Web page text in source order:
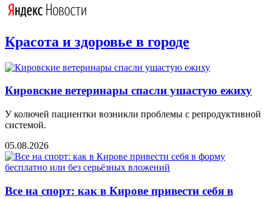
Красота и здоровье в городе
Кировские ветеринары спасли ушастую ежиху
У колючей пациентки возникли проблемы с репродуктивной
системой.
05.08.2026
Все на спорт: как в Кирове привести себя в